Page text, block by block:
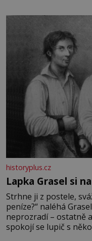
bez které si českou
historyplus.cz
Lapka Grasel si
Strhne ji z postele,
peníze?“ naléhá
neprozradí – ostatně
spokojí se lupič s